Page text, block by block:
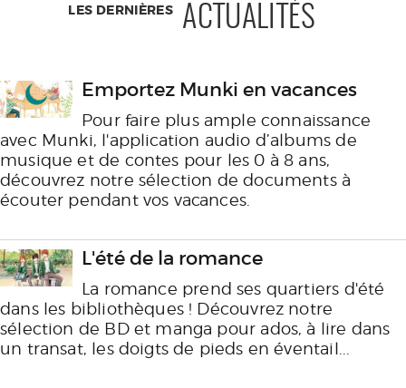
LES DERNIÈRES ACTUALITÉS
Emportez Munki en vacances
Pour faire plus ample connaissance
avec Munki, l'application audio d’albums de
musique et de contes pour les 0 à 8 ans,
découvrez notre sélection de documents à
écouter pendant vos vacances.
L'été de la romance
La romance prend ses quartiers d'été
dans les bibliothèques ! Découvrez notre
sélection de BD et manga pour ados, à lire dans
un transat, les doigts de pieds en éventail...